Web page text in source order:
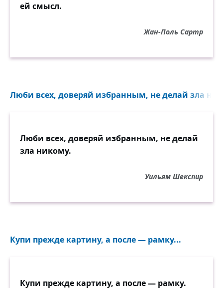
ей смысл.
Жан-Поль Сартр
Люби всех, доверяй избранным, не делай зла
Люби всех, доверяй избранным, не делай
зла никому.
Уильям Шекспир
Купи прежде картину, а после — рамку...
Купи прежде картину, а после — рамку.